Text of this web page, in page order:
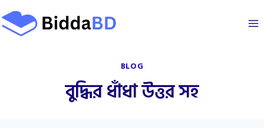
Skip
to
BLOG
বুদ্ধির ধাঁধা উত্তর সহ